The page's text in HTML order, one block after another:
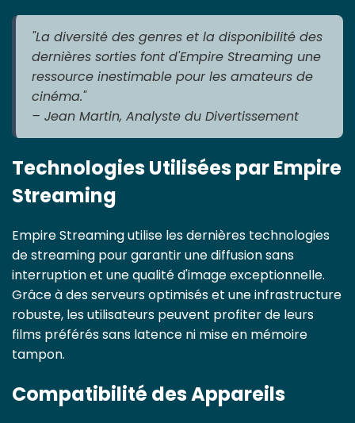
"La diversité des genres et la disponibilité des
dernières sorties font d'Empire Streaming une
ressource inestimable pour les amateurs de
cinéma."
– Jean Martin, Analyste du Divertissement
Technologies Utilisées par Empire
Streaming
Empire Streaming utilise les dernières technologies
de streaming pour garantir une diffusion sans
interruption et une qualité d'image exceptionnelle.
Grâce à des serveurs optimisés et une infrastructure
robuste, les utilisateurs peuvent profiter de leurs
films préférés sans latence ni mise en mémoire
tampon.
Compatibilité des Appareils